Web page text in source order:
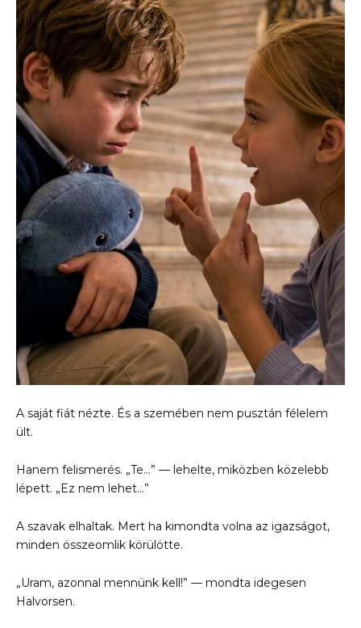
A saját fiát nézte. És a szemében nem pusztán félelem
ült.
Hanem felismerés. „Te…” — lehelte, miközben közelebb
lépett. „Ez nem lehet…”
A szavak elhaltak. Mert ha kimondta volna az igazságot,
minden összeomlik körülötte.
„Uram, azonnal mennünk kell!” — mondta idegesen
Halvorsen.